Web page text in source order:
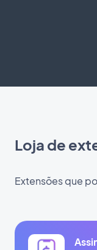
Loja de
Extensões que